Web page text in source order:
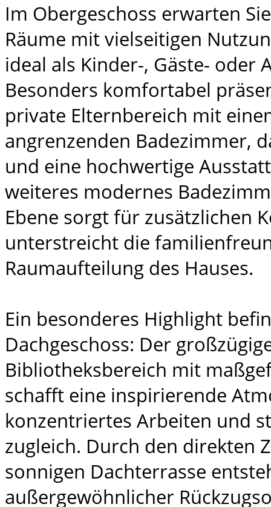
Im Obergeschoss erwarten
Räume mit vielseitigen
ideal als Kinder-, Gäste- oder
Besonders komfortabel
private Elternbereich mit
angrenzenden Badezimmer,
und eine hochwertige
weiteres modernes
Ebene sorgt für zusätzlichen
unterstreicht die
Raumaufteilung des Hauses.
Ein besonderes Highlight
Dachgeschoss: Der
Bibliotheksbereich mit
schafft eine inspirierende
konzentriertes Arbeiten und
zugleich. Durch den direkten
sonnigen Dachterrasse
außergewöhnlicher